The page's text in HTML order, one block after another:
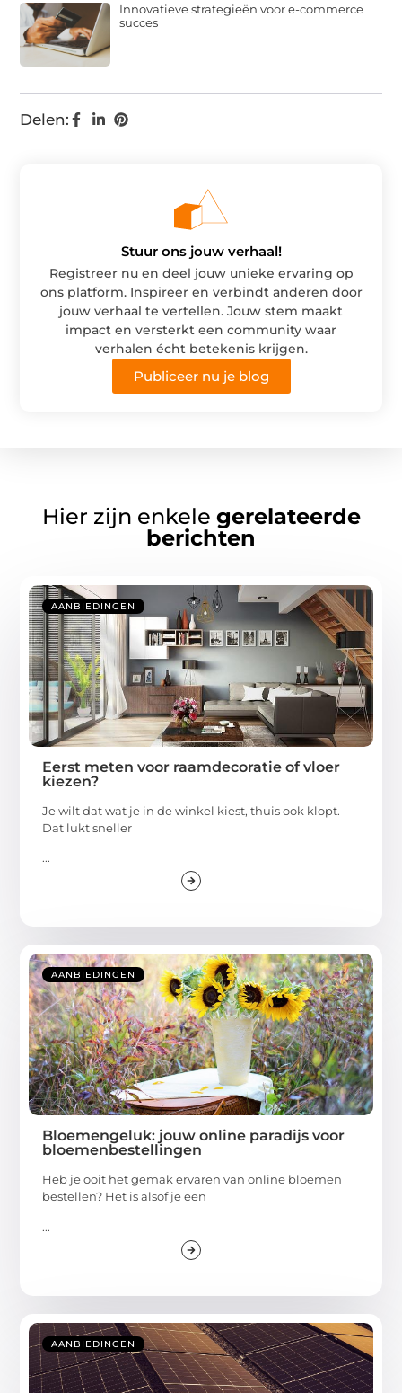
Delen:
Innovatieve strategieën voor e-commerce
succes
Stuur ons jouw verhaal!
Registreer nu en deel jouw unieke ervaring op
ons platform. Inspireer en verbindt anderen door
jouw verhaal te vertellen. Jouw stem maakt
impact en versterkt een community waar
verhalen écht betekenis krijgen.
Publiceer nu je blog
Hier zijn enkele gerelateerde
berichten
AANBIEDINGEN
Eerst meten voor raamdecoratie of vloer
kiezen?
Je wilt dat wat je in de winkel kiest, thuis ook klopt.
Dat lukt sneller
...
AANBIEDINGEN
Bloemengeluk: jouw online paradijs voor
bloemenbestellingen
Heb je ooit het gemak ervaren van online bloemen
bestellen? Het is alsof je een
...
AANBIEDINGEN